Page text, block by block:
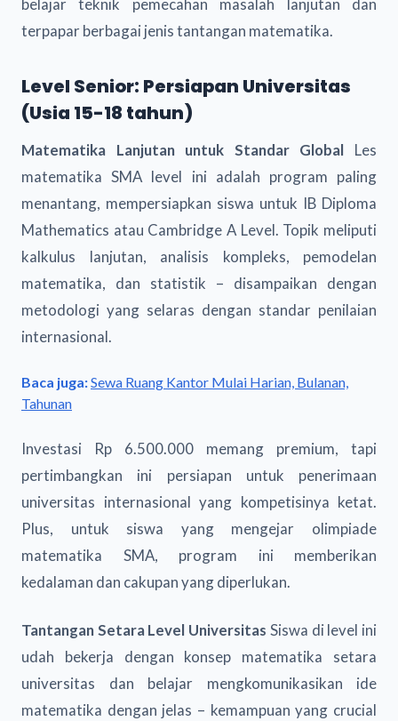
belajar teknik pemecahan masalah lanjutan dan
terpapar berbagai jenis tantangan matematika.
Level Senior: Persiapan Universitas
(Usia 15-18 tahun)
Matematika Lanjutan untuk Standar Global Les
matematika SMA level ini adalah program paling
menantang, mempersiapkan siswa untuk IB Diploma
Mathematics atau Cambridge A Level. Topik meliputi
kalkulus lanjutan, analisis kompleks, pemodelan
matematika, dan statistik – disampaikan dengan
metodologi yang selaras dengan standar penilaian
internasional.
Baca juga:Sewa Ruang Kantor Mulai Harian, Bulanan,
Tahunan
Investasi Rp 6.500.000 memang premium, tapi
pertimbangkan ini persiapan untuk penerimaan
universitas internasional yang kompetisinya ketat.
Plus, untuk siswa yang mengejar olimpiade
matematika SMA, program ini memberikan
kedalaman dan cakupan yang diperlukan.
Tantangan Setara Level Universitas Siswa di level ini
udah bekerja dengan konsep matematika setara
universitas dan belajar mengkomunikasikan ide
matematika dengan jelas – kemampuan yang crucial